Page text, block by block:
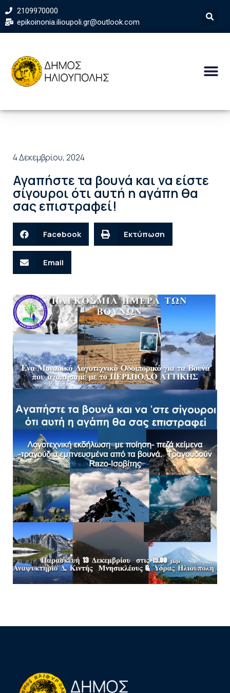
2109970000
epikoinonia.ilioupoli.gr@outlook.com
4 Δεκεμβρίου, 2024
Αγαπήστε τα βουνά και να είστε
σίγουροι ότι αυτή η αγάπη θα
σας επιστραφεί!
Facebook Εκτύπωση
Email